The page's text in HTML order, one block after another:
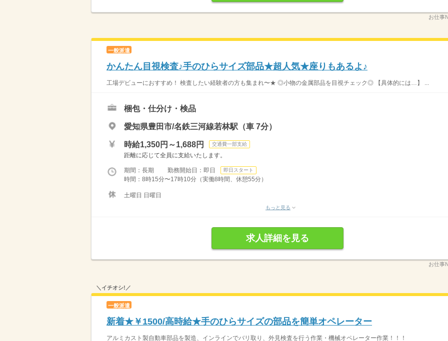
お仕事
一般派遣
かんたん目視検査♪手のひらサイズ部品★超人気★座りもあるよ♪
工場デビューにおすすめ！ 検査したい経験者の方も集まれ〜★ ◎小物の金属部品を目視チェック◎ 【具体的には…】 ...
梱包・仕分け・検品
愛知県豊田市/名鉄三河線若林駅（車 7分）
時給1,350円～1,688円 交通費一部支給
距離に応じて全員に支給いたします。
期間：長期 勤務開始日：即日 即日スタート
時間：8時15分〜17時10分（実働8時間、休憩55分）
土曜日 日曜日
もっと見る
求人詳細を見る
お仕事
＼イチオシ!／
一般派遣
新着★￥1500/高時給★手のひらサイズの部品を簡単オペレーター
アルミカスト製自動車部品を製造、インラインでバリ取り、外見検査を行う作業・機械オペレーター作業！！！